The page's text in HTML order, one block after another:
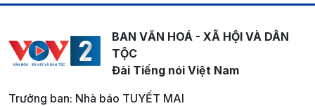
BAN VĂN HOÁ - XÃ HỘI VÀ DÂN
TỘC
Đài Tiếng nói Việt Nam
Trưởng ban: Nhà báo TUYẾT MAI